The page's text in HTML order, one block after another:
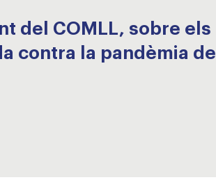
del COMLL, sobre els
contra la pandèmia del